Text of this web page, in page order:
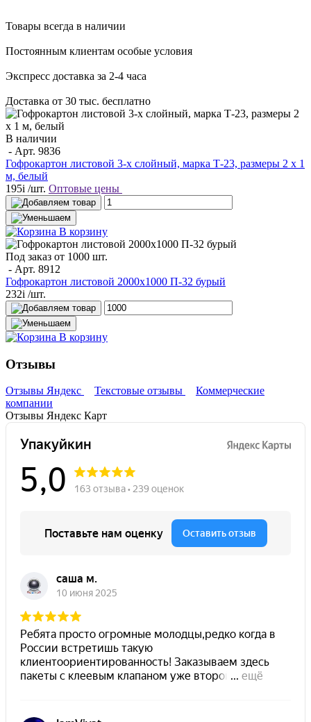
Товары всегда в наличии
Постоянным клиентам особые условия
Экспресс доставка за 2-4 часа
Доставка от 30 тыс. бесплатно
В наличии
- Арт. 9836
Гофрокартон листовой 3-х слойный, марка Т-23, размеры 2 x 1
м, белый
195i /шт. Оптовые цены
В корзину
Под заказ от 1000 шт.
- Арт. 8912
Гофрокартон листовой 2000х1000 П-32 бурый
232i /шт.
В корзину
Отзывы
Отзывы Яндекс Текстовые отзывы
Коммерческие
компании
Отзывы Яндекс Карт